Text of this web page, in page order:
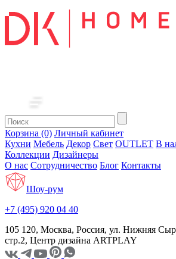
Корзина (0) Личный кабинет
Кухни Мебель Декор Свет OUTLET В
Коллекции Дизайнеры
О нас Сотрудничество Блог Контакты
Шоу-рум
+7 (495) 920 04 40
105 120, Москва, Россия, ул. Нижняя
стр.2, Центр дизайна ARTPLAY